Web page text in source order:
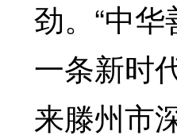
劲。“中
一条新时
来滕州市